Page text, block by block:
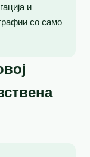
и
со само